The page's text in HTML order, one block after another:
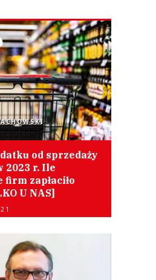
od sprzedaży
2023 r. Ile
zapłaciło
U NAS]